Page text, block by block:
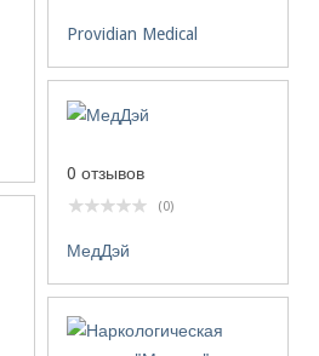
Providian Medical
0 отзывов
(0)
МедДэй